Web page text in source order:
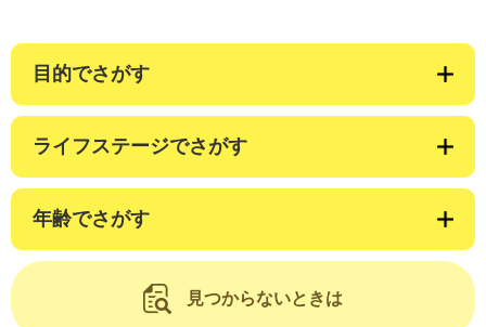
目的でさがす
ライフステージでさがす
年齢でさがす
見つからないときは